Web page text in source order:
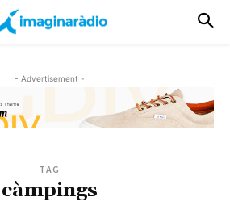
- Advertisement -
TAG
càmpings